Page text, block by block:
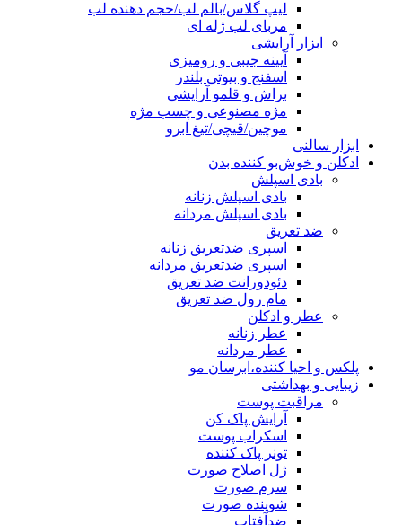
لیپ گلاس/بالم لب/حجم دهنده لب
مربای لب ژله ای
ابزار آرایشی
آیینه جیبی و رومیزی
اسفنج و بیوتی بلندر
براش و قلمو آرایشی
مژه مصنوعی و چسب مژه
موچین/قیچی/تیغ ابرو
ابزار سالنی
ادکلن و خوش‌بو کننده بدن
بادی اسپلش
بادی اسپلش زنانه
بادی اسپلش مردانه
ضد تعریق
اسپری ضدتعریق زنانه
اسپری ضدتعریق مردانه
دئودورانت ضد تعریق
مام رول ضد تعریق
عطر و ادکلن
عطر زنانه
عطر مردانه
پلکس و احیا کننده،ابرسان مو
زیبایی و بهداشتی
مراقبت پوست
آرایش پاک کن
اسکراب پوست
تونر پاک کننده
ژل اصلاح صورت
سرم صورت
شوینده صورت
ضدآفتاب